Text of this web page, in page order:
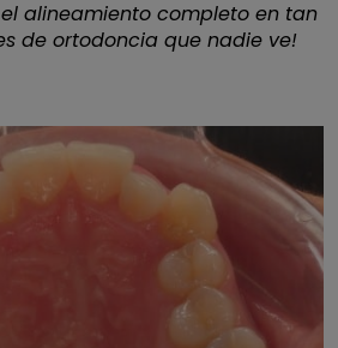
alineamiento completo en tan
de ortodoncia que nadie ve!